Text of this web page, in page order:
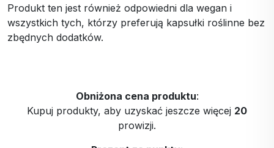
Produkt ten jest również odpowiedni dla wegan i
wszystkich tych, którzy preferują kapsułki roślinne bez
zbędnych dodatków.
Obniżona cena produktu:
Kupuj produkty, aby uzyskać jeszcze więcej 20
prowizji.